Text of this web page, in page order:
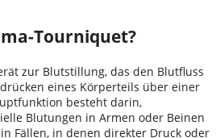
Tourniquet?
zur Blutstillung, das den Blutfluss
eines Körperteils über einer
besteht darin,
Blutungen in Armen oder Beinen
Fällen, in denen direkter Druck oder